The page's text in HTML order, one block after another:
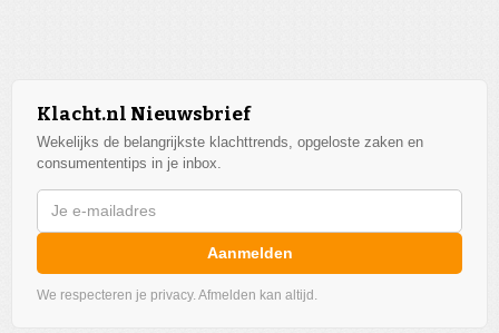
Klacht.nl Nieuwsbrief
Wekelijks de belangrijkste klachttrends, opgeloste zaken en
consumententips in je inbox.
Aanmelden
We respecteren je privacy. Afmelden kan altijd.